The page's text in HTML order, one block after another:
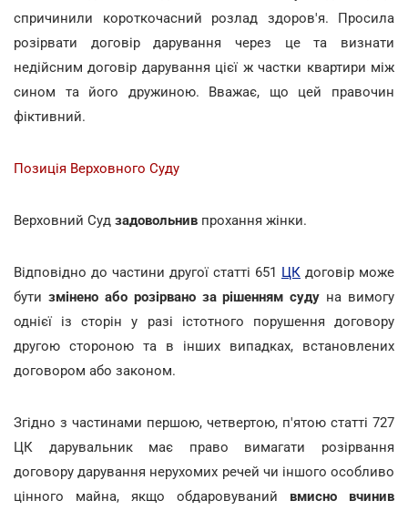
спричинили короткочасний розлад здоров'я. Просила
розірвати договір дарування через це та визнати
недійсним договір дарування цієї ж частки квартири між
сином та його дружиною. Вважає, що цей правочин
фіктивний.
Позиція Верховного Суду
Верховний Суд задовольнив прохання жінки.
Відповідно до частини другої статті 651 ЦК договір може
бути змінено або розірвано за рішенням суду на вимогу
однієї із сторін у разі істотного порушення договору
другою стороною та в інших випадках, встановлених
договором або законом.
Згідно з частинами першою, четвертою, п'ятою статті 727
ЦК дарувальник має право вимагати розірвання
договору дарування нерухомих речей чи іншого особливо
цінного майна, якщо обдаровуваний вмисно вчинив